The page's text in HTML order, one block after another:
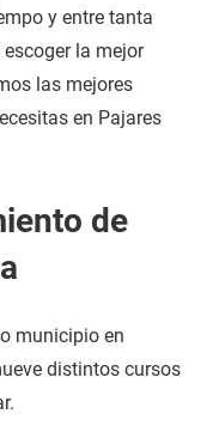
y entre tanta
la mejor
las mejores
en Pajares
de
municipio en
distintos cursos